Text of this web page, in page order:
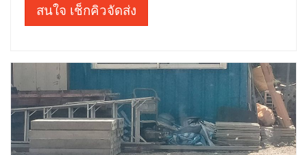
สนใจ เช็กคิวจัดส่ง